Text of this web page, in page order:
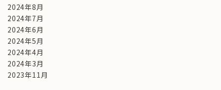
2024年8月
2024年7月
2024年6月
2024年5月
2024年4月
2024年3月
2023年11月